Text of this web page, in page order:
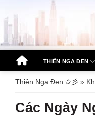
qua
dung
THIÊN NGA ĐEN
Thiên Nga Đen ✩彡 »
Các Ngày